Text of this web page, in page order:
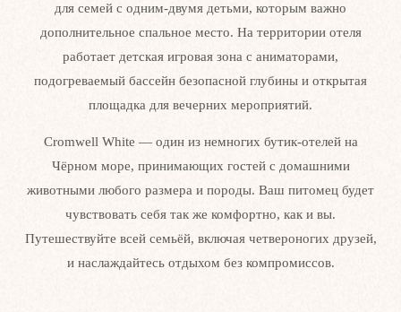
для семей с одним-двумя детьми, которым важно
дополнительное спальное место. На территории отеля
работает детская игровая зона с аниматорами,
подогреваемый бассейн безопасной глубины и открытая
площадка для вечерних мероприятий.
Cromwell White — один из немногих бутик-отелей на
Чёрном море, принимающих гостей с домашними
животными любого размера и породы. Ваш питомец будет
чувствовать себя так же комфортно, как и вы.
Путешествуйте всей семьёй, включая четвероногих друзей,
и наслаждайтесь отдыхом без компромиссов.
Забронировать
Подробнее